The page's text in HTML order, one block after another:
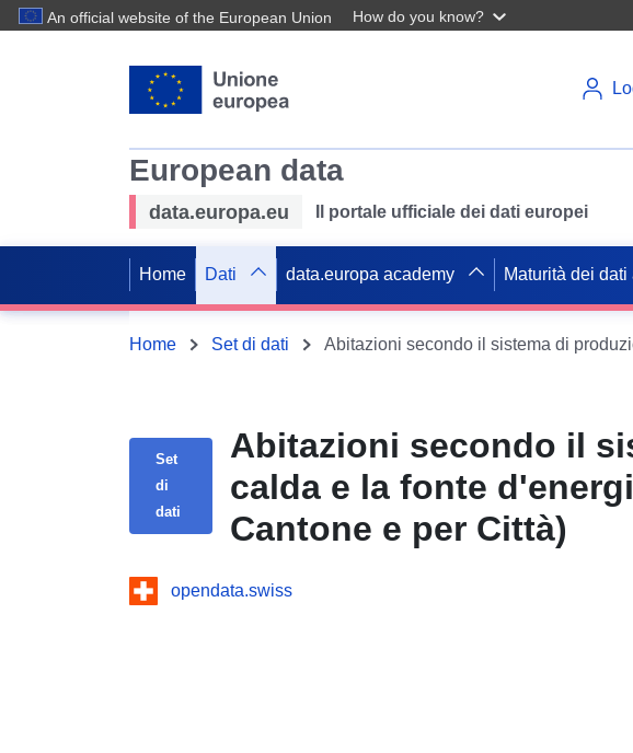
An official website of the European Union How do you know?
European data
data.europa.eu Il portale ufficiale dei dati europei
Home Dati data.europa academy Maturità dei dati
Home Set di dati
Set
di
dati
Abitazioni secondo il
calda e la fonte
Cantone e per Città)
opendata.swiss